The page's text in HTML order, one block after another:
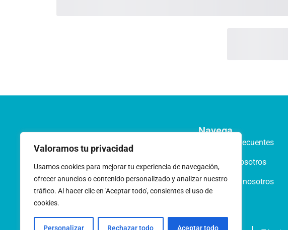
Valoramos tu privacidad
Usamos cookies para mejorar tu experiencia de navegación,
ofrecer anuncios o contenido personalizado y analizar nuestro
tráfico. Al hacer clic en 'Aceptar todo', consientes el uso de
cookies.
Personalizar Rechazar todo Aceptar todo
Navega
Preguntas frecuentes
Acerca de nosotros
Trabaja con nosotros